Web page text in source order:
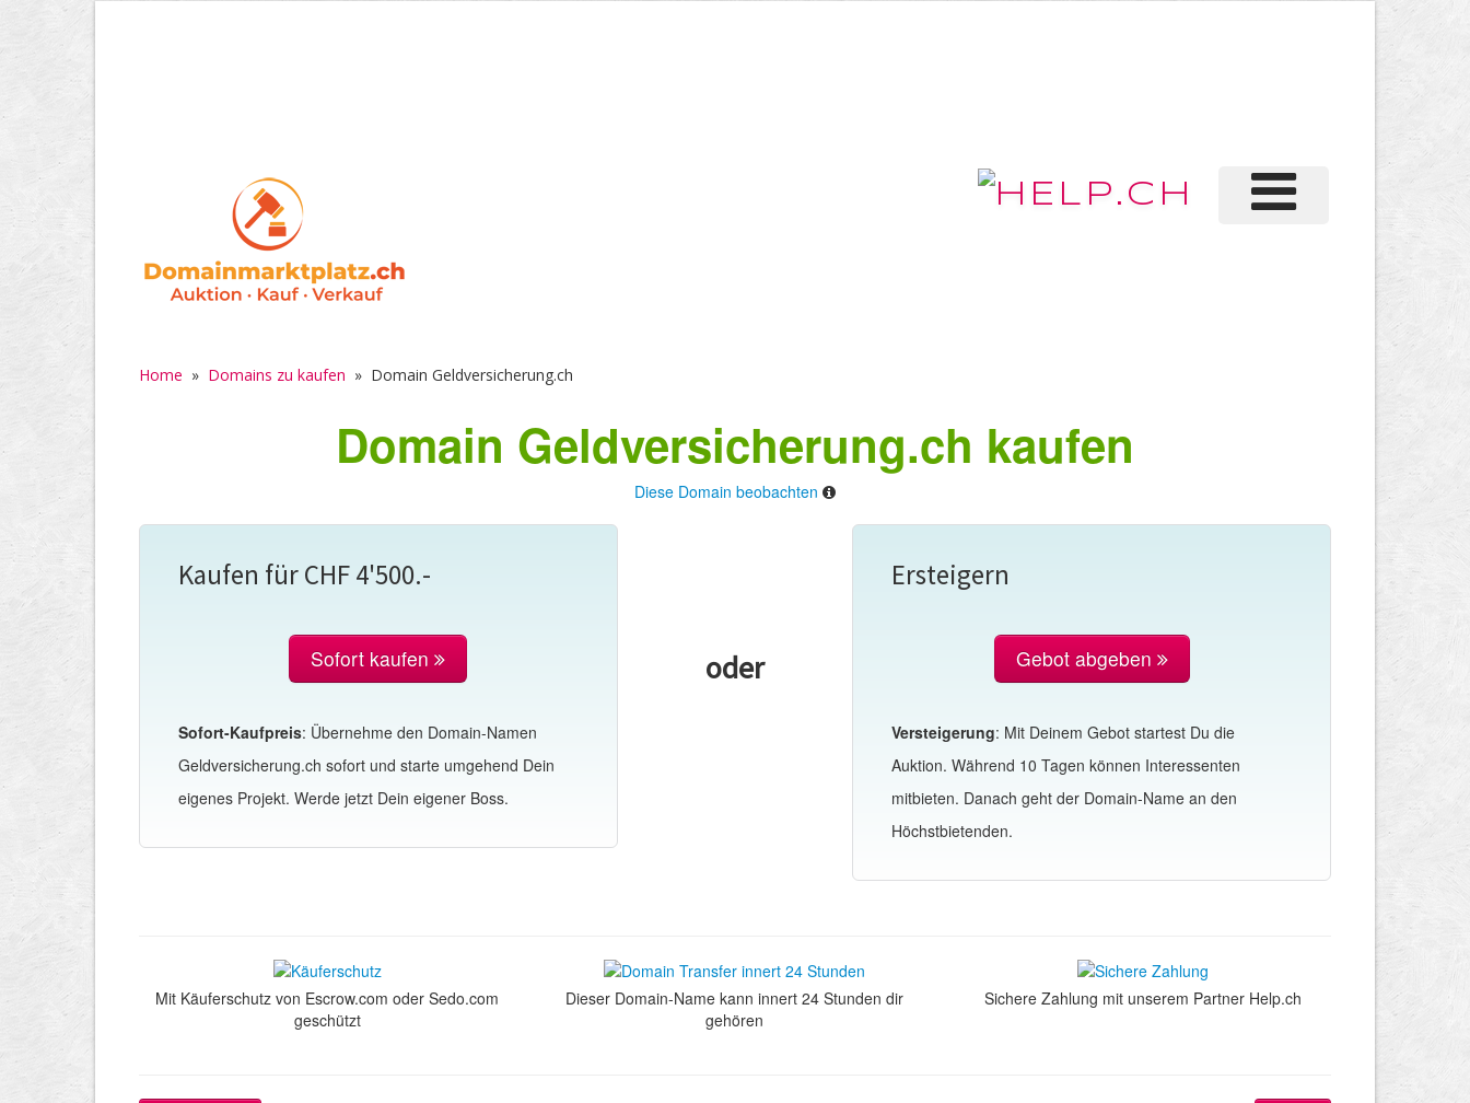
Home » Domains zu kaufen » Domain Geldversicherung.ch
Domain Geldversicherung.ch kaufen
Diese Domain beobachten
Kaufen für CHF 4'500.-
Sofort kaufen
Sofort-Kaufpreis: Übernehme den Domain-Namen
Geldversicherung.ch sofort und starte umgehend Dein
eigenes Projekt. Werde jetzt Dein eigener Boss.
oder
Ersteigern
Gebot abgeben
Versteigerung: Mit Deinem Gebot startest Du die
Auktion. Während 10 Tagen können Interessenten
mitbieten. Danach geht der Domain-Name an den
Höchstbietenden.
Mit Käuferschutz von Escrow.com oder Sedo.com
geschützt
Dieser Domain-Name kann innert 24 Stunden dir
gehören
Sichere Zahlung mit unserem Partner Help.ch